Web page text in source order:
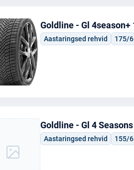
Goldline - Gl 4season+
Aastaringsed rehvid 175/
Goldline - Gl 4
Aastaringsed rehvid 155/